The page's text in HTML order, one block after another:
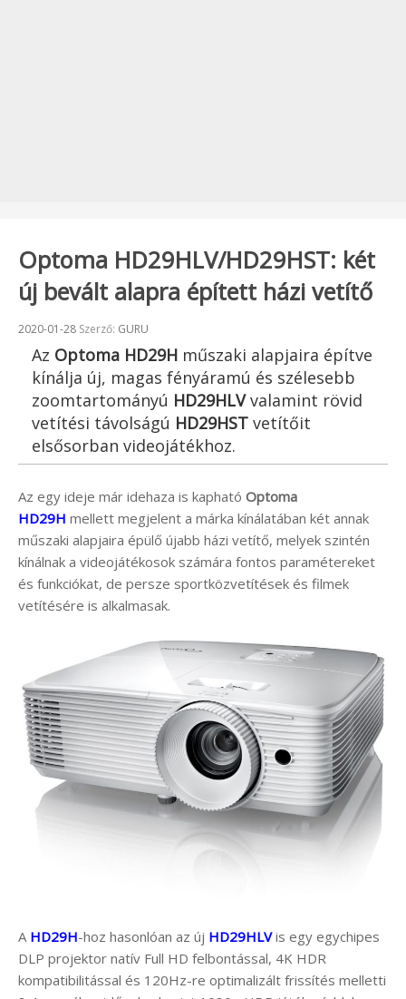
Optoma HD29HLV/HD29HST: két
új bevált alapra épített házi vetítő
Beküldve:
2020-01-28 Szerző: GURU
Az Optoma HD29H műszaki alapjaira építve
kínálja új, magas fényáramú és szélesebb
zoomtartományú HD29HLVvalamint rövid
vetítési távolságú HD29HST vetítőit
elsősorban videojátékhoz.
Az egy ideje már idehaza is kapható Optoma
HD29H mellett megjelent a márka kínálatában két annak
műszaki alapjaira épülő újabb házi vetítő, melyek szintén
kínálnak a videojátékosok számára fontos paramétereket
és funkciókat, de persze sportközvetítések és filmek
vetítésére is alkalmasak.
A HD29H-hoz hasonlóan az új HD29HLVis egy egychipes
DLP projektor natív Full HD felbontással, 4K HDR
kompatibilitással és 120Hz-re optimalizált frissítés melletti